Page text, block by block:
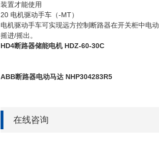
装置才能使用
20 电机驱动手车（-MT）
电机驱动手车可实现远方控制断路器在开关柜中电动
摇进/摇出。
HD4断路器储能电机HDZ-60-30C
ABB断路器电动马达 NHP304283R5
在线咨询